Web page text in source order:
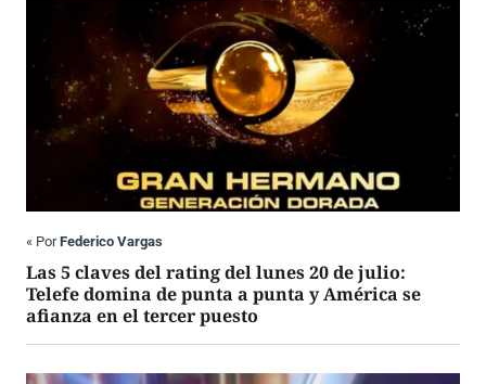
« PorFederico Vargas
Las 5 claves del rating del lunes 20 de julio:
Telefe domina de punta a punta y América se
afianza en el tercer puesto